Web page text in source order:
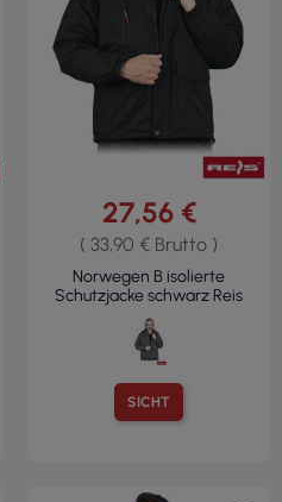
SICHT
27,56 €
( 33,90 € Brutto )
Norwegen B isolierte
Schutzjacke schwarz Reis